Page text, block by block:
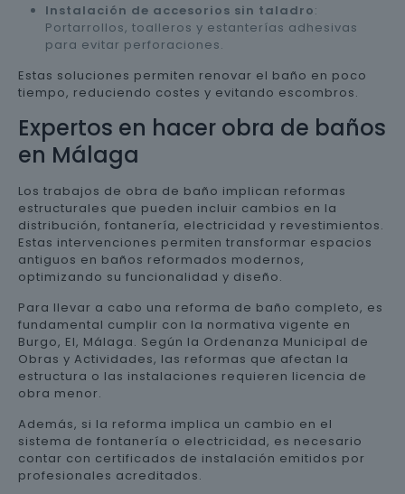
Instalación de accesorios sin taladro:
Portarrollos, toalleros y estanterías adhesivas
para evitar perforaciones.
Estas soluciones permiten renovar el baño en poco
tiempo, reduciendo costes y evitando escombros.
Expertos en hacer obra de baños
en Málaga
Los trabajos de obra de baño implican reformas
estructurales que pueden incluir cambios en la
distribución, fontanería, electricidad y revestimientos.
Estas intervenciones permiten transformar espacios
antiguos en baños reformados modernos,
optimizando su funcionalidad y diseño.
Para llevar a cabo una reforma de baño completo, es
fundamental cumplir con la normativa vigente en
Burgo, El, Málaga. Según la Ordenanza Municipal de
Obras y Actividades, las reformas que afectan la
estructura o las instalaciones requieren licencia de
obra menor.
Además, si la reforma implica un cambio en el
sistema de fontanería o electricidad, es necesario
contar con certificados de instalación emitidos por
profesionales acreditados.